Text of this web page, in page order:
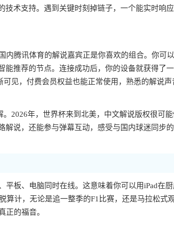
技术支持。遇到关键时刻掉链子，一个能实时响
内腾讯体育的解说嘉宾正是你喜欢的组合。你可
推荐的节点。连接成功后，你的设备就获得了
见，付费会员权益也能正常使用，熟悉的解说声
。2026年，世界杯来到北美，中文解说版权很可
解说，还能参与弹幕互动，感受与国内球迷同步
板、电脑同时在线。这意味着你可以用iPad在
算计，无论是追一整季的F1比赛，还是马拉松式
正的福音。